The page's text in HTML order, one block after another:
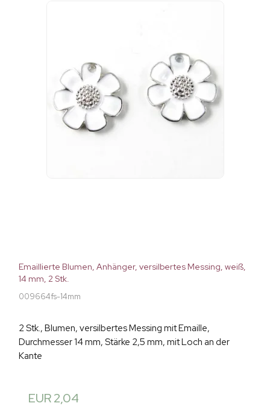
Emaillierte Blumen, Anhänger, versilbertes Messing, weiß,
14 mm, 2 Stk.
009664fs-14mm
2 Stk., Blumen, versilbertes Messing mit Emaille,
Durchmesser 14 mm, Stärke 2,5 mm, mit Loch an der
Kante
EUR 2,04